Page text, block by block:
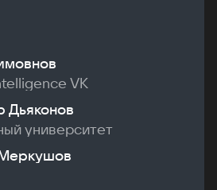
VK
Дьяконов
университет